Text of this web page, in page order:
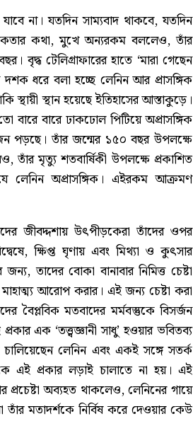
না। যতদিন সাম্যবাদ থাকবে, যতদিন
কথা, মুখে অন্যরকম বললেও, তাঁর
টেলিগ্রাফারের হাতে ‘মারা গেছেন
ধরে বলা হচ্ছে লেনিন আর প্রাসঙ্গিক
স্থান হয়েছে ইতিহাসের আস্তাকুড়ে।
বারে বারে ঢাকঢোল পিটিয়ে অপ্রাসঙ্গিক
পড়ছে। তাঁর জন্মের ১৫০ বছর উপলক্ষে
মৃত্যু শতবার্ষিকী উপলক্ষে প্রকাশিত
লেনিন অপ্রাসঙ্গিক। এইরকম আক্রমণ
জীবদ্দশায় উৎপীড়কেরা তাঁদের ওপর
ক্ষিপ্ত ঘৃণায় এবং মিথ্যা ও কুৎসার
তাদের বোকা বানাবার নিমিত্ত চেষ্টা
আরোপ করার। এই জন্য চেষ্টা করা
বৈপ্লবিক মতবাদের মর্মবস্তুকে বিসর্জন
এক ‘তত্ত্বজ্ঞানী সাধু’ হওয়ার ভবিতব্য
লেনিন এবং একই সঙ্গে সতর্ক
এই প্রকার লড়াই চালাতে না হয়। এই
অব্যহত থাকলেও, লেনিনের গায়ে
মতাদর্শকে নির্বিষ করে দেওয়ার কেউ